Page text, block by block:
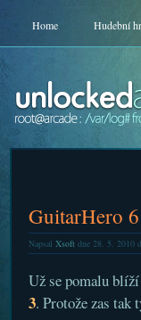
Home Hudební
GuitarHero
Napsal Xsoftdne 28. 5. 2010
Už se pomalu
3. Protože zas tak